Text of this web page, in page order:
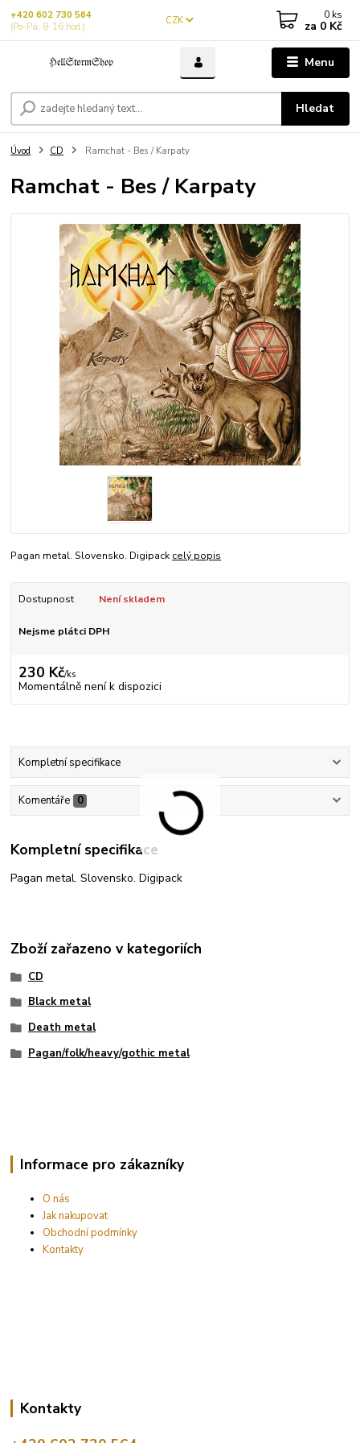
Menu
CZK
Hledat
+420 602 730 564
(Po-Pá, 8-16 hod.)
0 ks
za 0 Kč
Úvod CD Ramchat - Bes / Karpaty
Ramchat - Bes / Karpaty
Pagan metal. Slovensko. Digipack celý popis
Dostupnost Není skladem
Nejsme plátci DPH
230 Kč/ks
Momentálně není k dispozici
Kompletní specifikace
Komentáře 0
Kompletní specifikace
Pagan metal. Slovensko. Digipack
Zboží zařazeno v kategoriích
CD
Black metal
Death metal
Pagan/folk/heavy/gothic metal
Informace pro zákazníky
O nás
Jak nakupovat
Obchodní podmínky
Kontakty
Kontakty